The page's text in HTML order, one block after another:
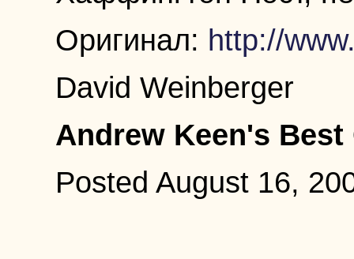
Оригинал: http://
David Weinberger
Andrew Keen's Best
Posted August 16,